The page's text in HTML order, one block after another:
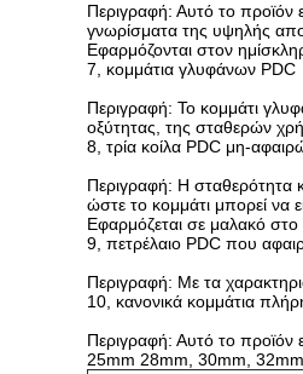
Περιγραφή: Αυτό το προϊόν
γνωρίσματα της υψηλής
Εφαρμόζονται στον
7, κομμάτια γλυφάνων PDC
Περιγραφή: Το κομμάτι
οξύτητας, της σταθερών
8, τρία κοίλα PDC μη-
Περιγραφή: Η σταθερότητα
ώστε το κομμάτι μπορεί να
Εφαρμόζεται σε μαλακό
9, πετρέλαιο PDC που
Περιγραφή: Με τα
10, κανονικά κομμάτια
Περιγραφή: Αυτό το προϊόν
25mm 28mm, 30mm,